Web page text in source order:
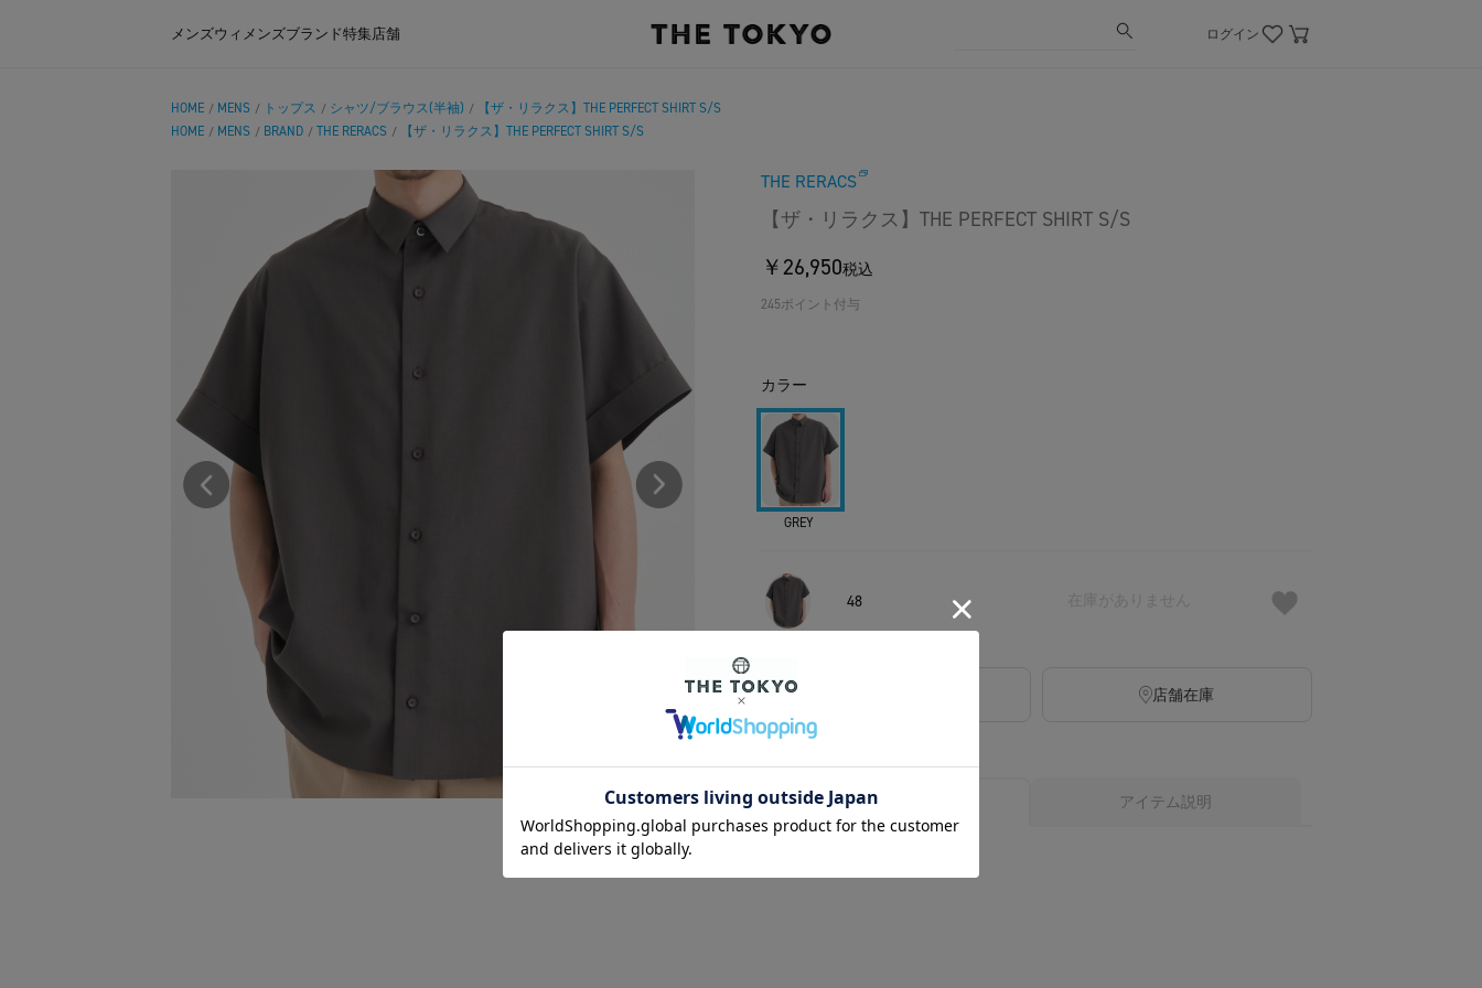
メンズウィメンズブランド特集店舗 ログイン
HOME / MENS / トップス / シャツ/ブラウス(半袖) /
【ザ・リラクス】THE PERFECT SHIRT S/S
HOME / MENS / BRAND / THE RERACS / 【ザ・リラクス】THE PERFECT SHIRT S/S
THE RERACS
【ザ・リラクス】THE PERFECT SHIRT S/S
￥26,950税込
245ポイント付与
カラー
GREY
48
店舗在庫
アイテムサイズ アイテム説明